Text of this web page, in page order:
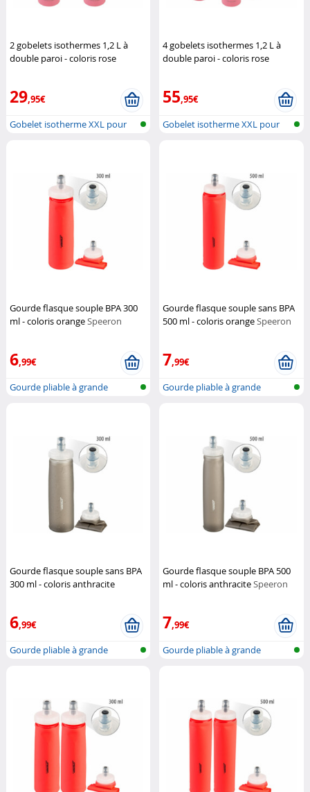
2 gobelets isothermes 1,2 L à
double paroi - coloris rose
29,95€
Gobelet isotherme XXL pour
4 gobelets isothermes 1,2 L à
double paroi - coloris rose
55,95€
Gobelet isotherme XXL pour
Gourde flasque souple BPA 300
ml - coloris orangeSpeeron
6,99€
Gourde pliable à grande
Gourde flasque souple sans BPA
500 ml - coloris orangeSpeeron
7,99€
Gourde pliable à grande
Gourde flasque souple sans BPA
300 ml - coloris anthracite
6,99€
Gourde pliable à grande
Gourde flasque souple BPA 500
ml - coloris anthraciteSpeeron
7,99€
Gourde pliable à grande